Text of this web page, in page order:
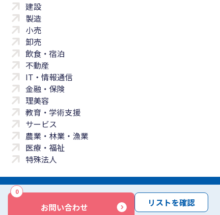
お問い合わせ
0
リストを確認
建設
製造
小売
卸売
飲食・宿泊
不動産
IT・情報通信
金融・保険
理美容
教育・学術支援
サービス
農業・林業・漁業
医療・福祉
特殊法人
サイトマップ 免責事項 サービス利用規約
商標について反社会勢力に対する基本方針 お問い合わせ